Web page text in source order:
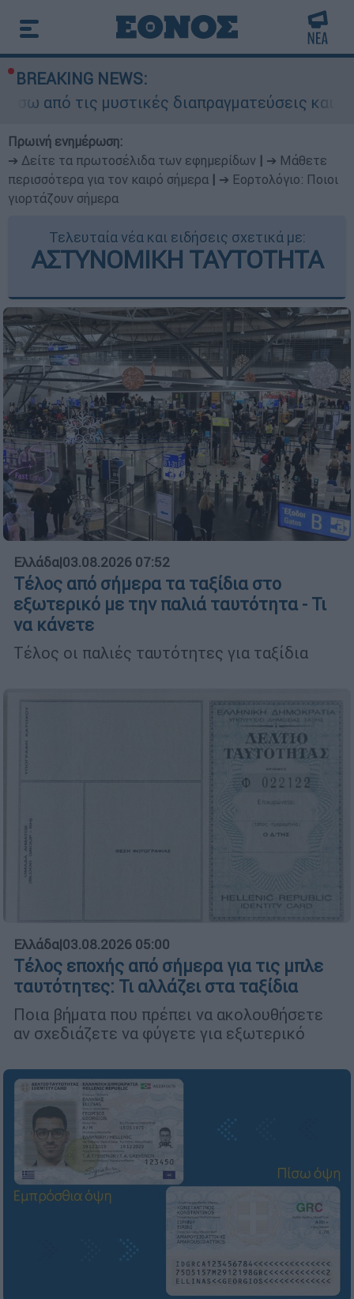
BREAKING NEWS:
διαπραγματεύσεις και γιατί
Πρωινή ενημέρωση:
➔ Δείτε τα πρωτοσέλιδα των εφημερίδων
➔ Μάθετε
περισσότερα για τον καιρό σήμερα
➔ Εορτολόγιο: Ποιοι
γιορτάζουν σήμερα
Τελευταία νέα και ειδήσεις σχετικά με:
ΑΣΤΥΝΟΜΙΚΗ ΤΑΥΤΟΤΗΤΑ
Ελλάδα|03.08.2026 07:52
Τέλος από σήμερα τα ταξίδια στο
εξωτερικό με την παλιά ταυτότητα - Τι
να κάνετε
Τέλος οι παλιές ταυτότητες για ταξίδια
Ελλάδα|03.08.2026 05:00
Τέλος εποχής από σήμερα για τις μπλε
ταυτότητες: Τι αλλάζει στα ταξίδια
Ποια βήματα που πρέπει να ακολουθήσετε
αν σχεδιάζετε να φύγετε για εξωτερικό